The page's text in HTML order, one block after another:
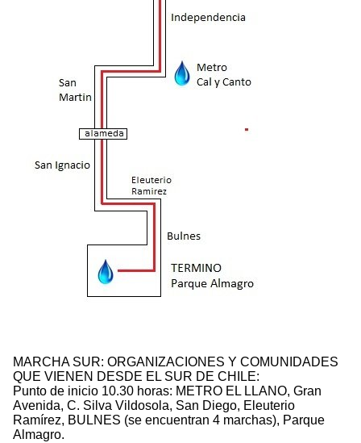
MARCHA SUR: ORGANIZACIONES Y COMUNIDADES
QUE VIENEN DESDE EL SUR DE CHILE:
Punto de inicio 10.30 horas: METRO EL LLANO, Gran
Avenida, C. Silva Vildosola, San Diego, Eleuterio
Ramírez, BULNES (se encuentran 4 marchas), Parque
Almagro.